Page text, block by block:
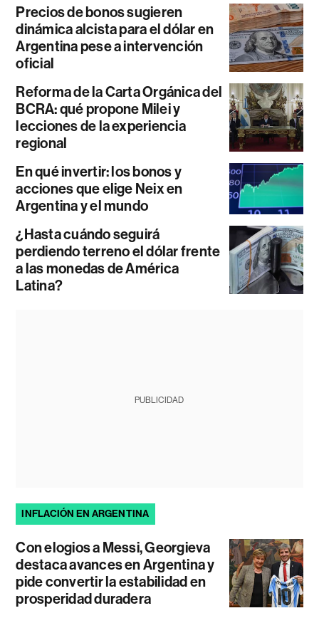
Precios de bonos sugieren
dinámica alcista para el dólar en
Argentina pese a intervención
oficial
Reforma de la Carta Orgánica del
BCRA: qué propone Milei y
lecciones de la experiencia
regional
En qué invertir: los bonos y
acciones que elige Neix en
Argentina y el mundo
¿Hasta cuándo seguirá
perdiendo terreno el dólar frente
a las monedas de América
Latina?
PUBLICIDAD
INFLACIÓN EN ARGENTINA
Con elogios a Messi, Georgieva
destaca avances en Argentina y
pide convertir la estabilidad en
prosperidad duradera